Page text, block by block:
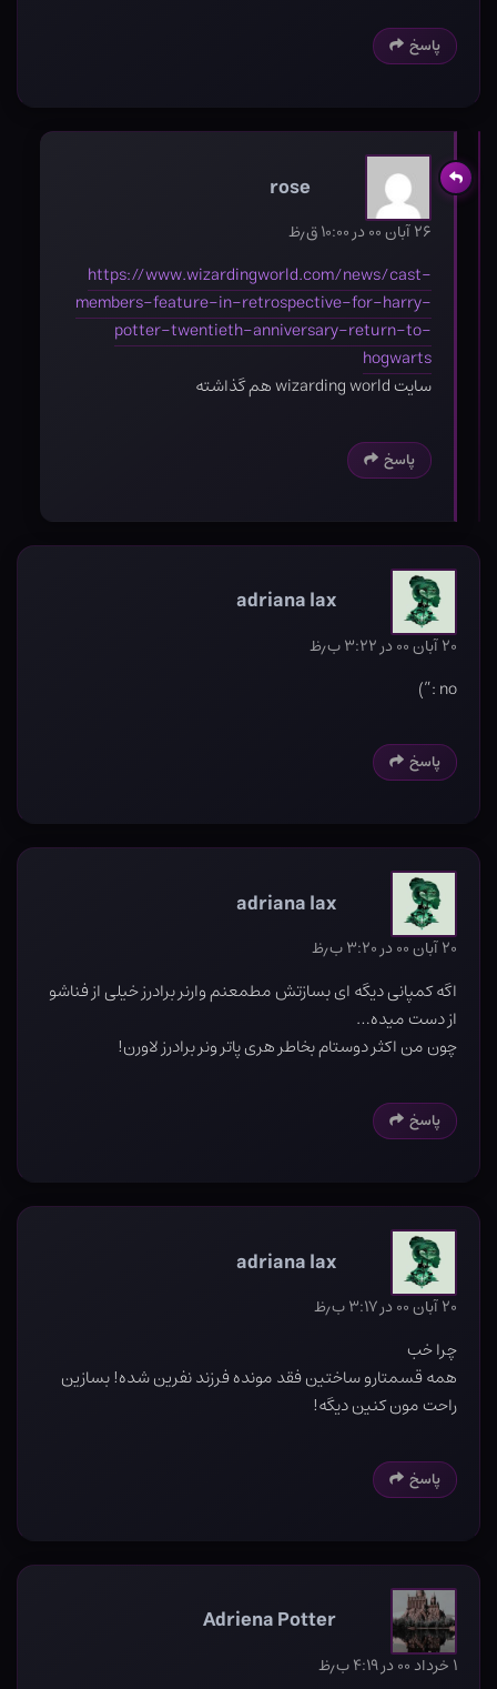
پاسخ
rose
۲۶ آبان ۰۰ در ۱۰:۰۰ ق٫ظ
https://www.wizardingworld.com/news/cast-
members-feature-in-retrospective-for-harry-
potter-twentieth-anniversary-return-to-
hogwarts
سایت wizarding world هم گذاشته
پاسخ
adriana lax
۲۰ آبان ۰۰ در ۳:۲۲ ب٫ظ
no :”)
پاسخ
adriana lax
۲۰ آبان ۰۰ در ۳:۲۰ ب٫ظ
اگه کمپانی دیگه ای بسازتش مطمعنم وارنر برادرز خیلی از فناشو
از دست میده…
چون من اکثر دوستام بخاطر هری پاتر ونر برادرز لاورن!
پاسخ
adriana lax
۲۰ آبان ۰۰ در ۳:۱۷ ب٫ظ
چرا خب
همه قسمتارو ساختین فقد مونده فرزند نفرین شده! بسازین
راحت مون کنین دیگه!
پاسخ
Adriena Potter
۱ خرداد ۰۰ در ۴:۱۹ ب٫ظ